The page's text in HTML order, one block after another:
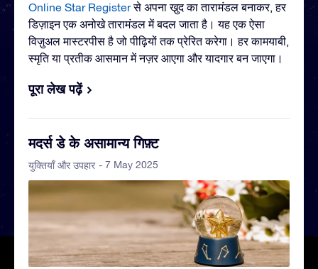
Online Star Registerसे अपना खु़द का तारामंडल बनाकर, हर
डिज़ाइन एक अनोखे तारामंडल में बदल जाता है। यह एक ऐसा
विज़ुअल मास्टरपीस है जो पीढ़ियों तक प्रेरित करेगा। हर कामयाबी,
स्मृति या प्रतीक आसमान में नज़र आएगा और यादगार बन जाएगा।
पूरा लेख पढ़ें
मदर्स डे के असामान्य गिफ़्ट
युक्तियाँ और उपहार - 7 May 2025